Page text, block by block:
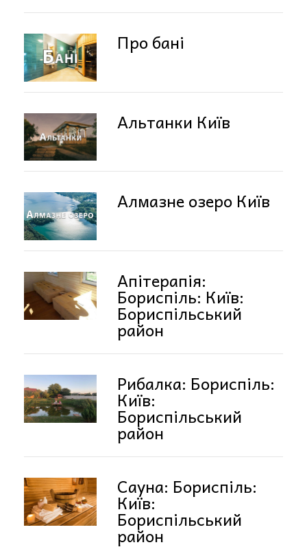
Про бані
Альтанки Київ
Алмазне озеро Київ
Апітерапія:
Бориспіль: Київ:
Бориспільський
район
Рибалка: Бориспіль:
Київ:
Бориспільський
район
Сауна: Бориспіль:
Київ:
Бориспільський
район